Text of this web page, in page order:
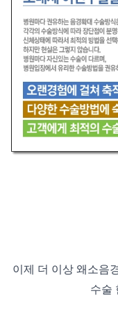
이제 더 이상 왜소음
수술